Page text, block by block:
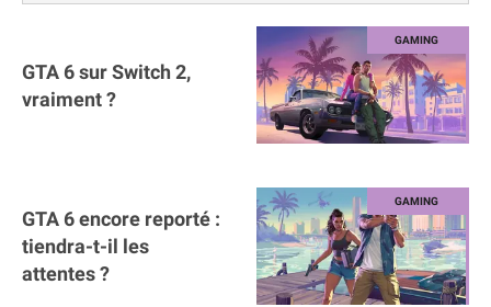
GTA 6 sur Switch 2,
vraiment ?
GTA 6 encore reporté :
tiendra-t-il les
attentes ?